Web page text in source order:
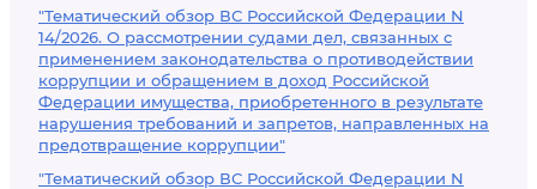
"Тематический обзор ВС Российской Федерации N
14/2026. О рассмотрении судами дел, связанных с
применением законодательства о противодействии
коррупции и обращением в доход Российской
Федерации имущества, приобретенного в результате
нарушения требований и запретов, направленных на
предотвращение коррупции"
"Тематический обзор ВС Российской Федерации N